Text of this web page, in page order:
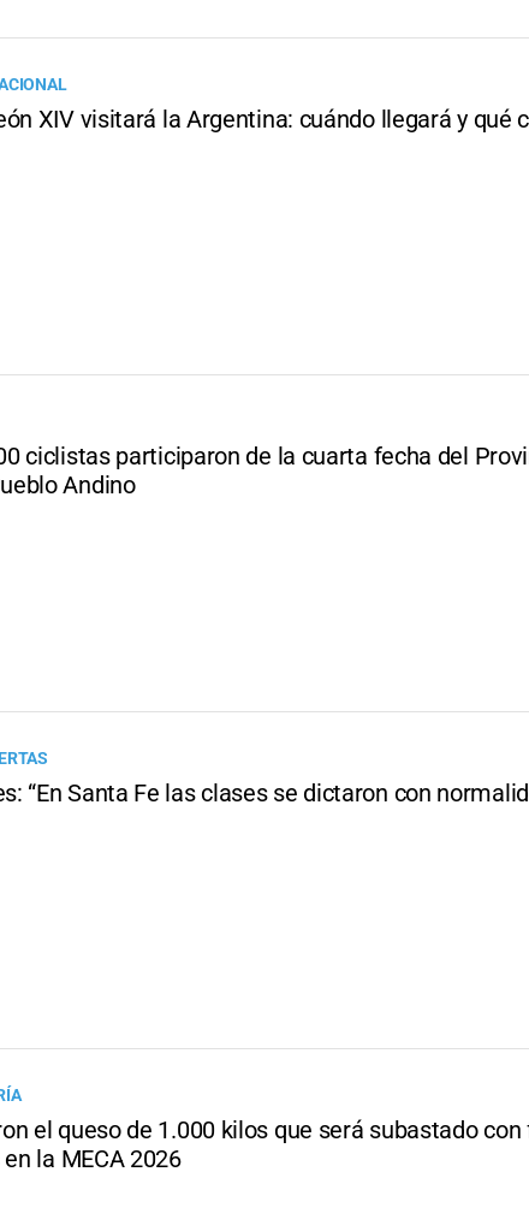
XIV visitará la Argentina: cuándo llegará y qué
ciclistas participaron de la cuarta fecha del
Andino
“En Santa Fe las clases se dictaron con
el queso de 1.000 kilos que será subastado con
la MECA 2026